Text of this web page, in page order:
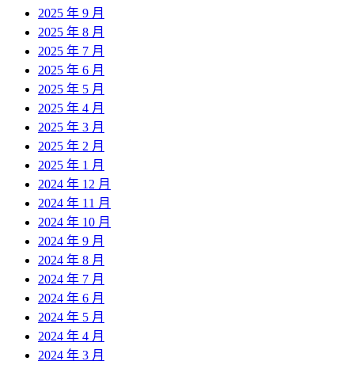
2025 年 9 月
2025 年 8 月
2025 年 7 月
2025 年 6 月
2025 年 5 月
2025 年 4 月
2025 年 3 月
2025 年 2 月
2025 年 1 月
2024 年 12 月
2024 年 11 月
2024 年 10 月
2024 年 9 月
2024 年 8 月
2024 年 7 月
2024 年 6 月
2024 年 5 月
2024 年 4 月
2024 年 3 月